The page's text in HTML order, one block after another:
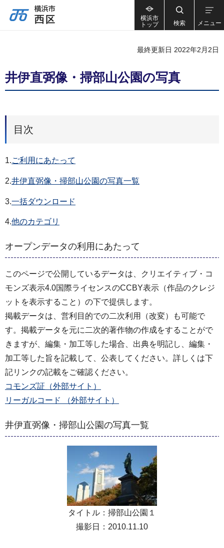
横浜市
トップ
検索 メニュー
最終更新日 2022年2月2日
井伊直弼像・掃部山公園の写真
目次
1.ご利用にあたって
2.井伊直弼像・掃部山公園の写真一覧
3.一括ダウンロード
4.他のカテゴリ
オープンデータの利用にあたって
このページで公開しているデータは、クリエイティブ・コ
モンズ表示4.0国際ライセンスのCCBY表示（作品のクレジ
ットを表示すること）の下で提供します。
掲載データは、営利目的での二次利用（改変）も可能で
す。掲載データを元に二次的著作物の作成をすることがで
きますが、編集・加工等した場合、出典を明記し、編集・
加工等した旨を記載して、公表してください。詳しくは下
記リンクの記載をご確認ください。
コモンズ証（外部サイト）
リーガルコード （外部サイト）
井伊直弼像・掃部山公園の写真一覧
タイトル：掃部山公園１
撮影日：2010.11.10